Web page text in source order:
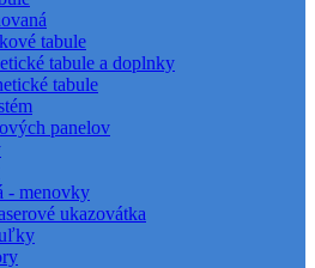
tabule
tabule a doplnky
tabule
panelov
- menovky
ukazovátka